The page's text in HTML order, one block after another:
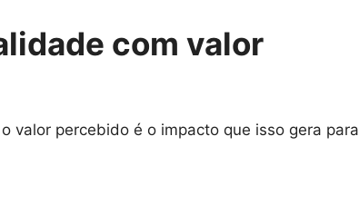
com valor
valor percebido é o impacto que isso gera para